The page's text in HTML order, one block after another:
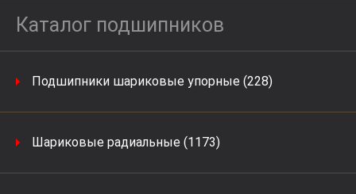
Каталог подшипников
Подшипники шариковые упорные (228)
Шариковые радиальные (1173)